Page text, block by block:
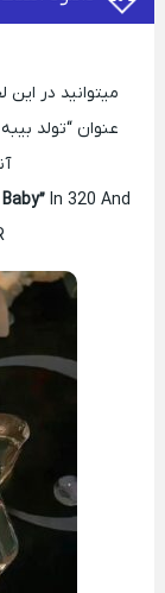
میتوانید در
In 320 And